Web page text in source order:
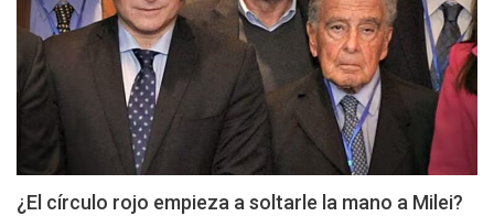
¿El círculo rojo empieza a soltarle la mano a Milei?